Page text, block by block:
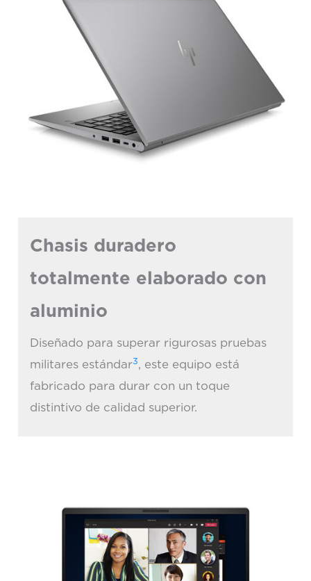
Chasis duradero
totalmente elaborado con
aluminio
Diseñado para superar rigurosas pruebas
militares estándar3, este equipo está
fabricado para durar con un toque
distintivo de calidad superior.